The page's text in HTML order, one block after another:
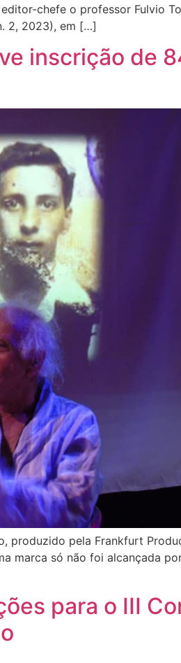
chefe o professor Fulvio
2, 2023), em […]
inscrição de
produzido pela Frankfurt
marca só não foi alcançada
para o III